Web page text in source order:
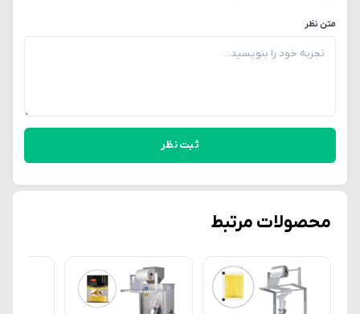
متن نظر
ثبت نظر
محصولات مرتبط